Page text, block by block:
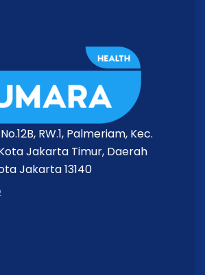
RW.1, Palmeriam, Kec.
Jakarta Timur, Daerah
Jakarta 13140